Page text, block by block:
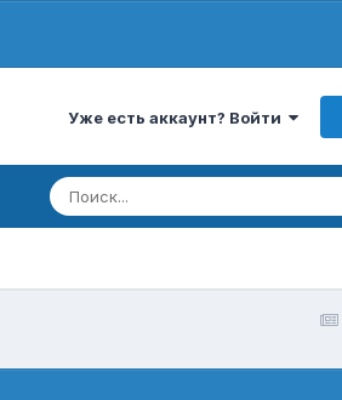
Уже есть аккаунт? Войти